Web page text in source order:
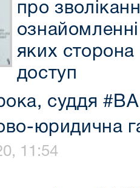
про
яких
доступ
суддя
юридична
11:54